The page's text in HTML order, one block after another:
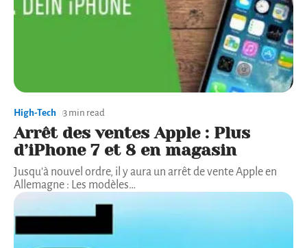
High-Tech 3 min read
Arrêt des ventes Apple : Plus
d’iPhone 7 et 8 en magasin
Jusqu'à nouvel ordre, il y aura un arrêt de vente Apple en
Allemagne : Les modèles…